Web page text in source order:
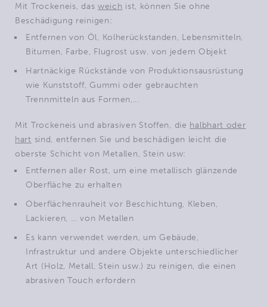
Mit Trockeneis, das weich ist, können Sie ohne
Beschädigung reinigen:
Entfernen von Öl, Kolherückstanden, Lebensmitteln,
Bitumen, Farbe, Flugrost usw. von jedem Objekt
Hartnäckige Rückstände von Produktionsausrüstung
wie Kunststoff, Gummi oder gebrauchten
Trennmitteln aus Formen,...
Mit Trockeneis und abrasiven Stoffen, die halbhart oder
hart sind, entfernen Sie und beschädigen leicht die
oberste Schicht von Metallen, Stein usw:
Entfernen aller Rost, um eine metallisch glänzende
Oberfläche zu erhalten
Oberflächenrauheit vor Beschichtung, Kleben,
Lackieren, ... von Metallen
Es kann verwendet werden, um Gebäude,
Infrastruktur und andere Objekte unterschiedlicher
Art (Holz, Metall, Stein usw.) zu reinigen, die einen
abrasiven Touch erfordern